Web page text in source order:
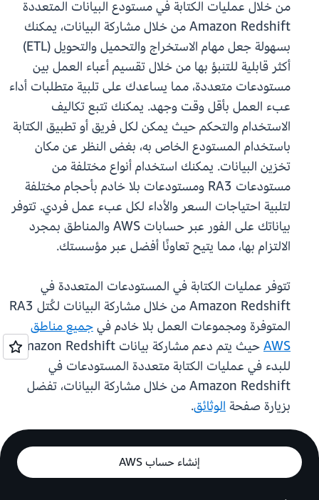
من خلال عمليات الكتابة في مستودع البيانات المتعددة
Amazon Redshift من خلال مشاركة البيانات، يمكنك
بسهولة جعل مهام الاستخراج والتحميل والتحويل (ETL)
أكثر قابلية للتنبؤ بها من خلال تقسيم أعباء العمل بين
مستودعات متعددة، مما يساعدك على تلبية متطلبات أداء
عبء العمل بأقل وقت وجهد. يمكنك تتبع تكاليف
الاستخدام والتحكم حيث يمكن لكل فريق أو تطبيق الكتابة
باستخدام المستودع الخاص به، بغض النظر عن مكان
تخزين البيانات. يمكنك استخدام أنواع مختلفة من
مستودعات RA3 ومستودعات بلا خادم بأحجام مختلفة
لتلبية احتياجات السعر والأداء لكل عبء عمل فردي. تتوفر
بياناتك على الفور عبر حسابات AWS والمناطق بمجرد
الالتزام بها، مما يتيح تعاونًا أفضل عبر مؤسستك.
تتوفر عمليات الكتابة في المستودعات المتعددة في
Amazon Redshift من خلال مشاركة البيانات لكُتل RA3
المتوفرة ومجموعات العمل بلا خادم فيجميع مناطق
AWS
حيث يتم دعم مشاركة بيانات Amazon Redshift.
للبدء في عمليات الكتابة متعددة المستودعات في
Amazon Redshift من خلال مشاركة البيانات، تفضل
بزيارة صفحةالوثائق.
إنشاء حساب AWS